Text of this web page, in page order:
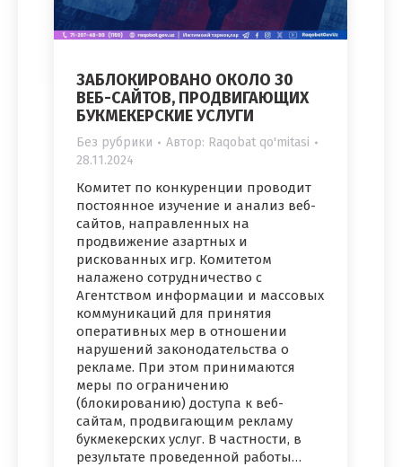
ЗАБЛОКИРОВАНО ОКОЛО 30
ВЕБ-САЙТОВ, ПРОДВИГАЮЩИХ
БУКМЕКЕРСКИЕ УСЛУГИ
Без рубрики Автор: Raqobat qo'mitasi
28.11.2024
Комитет по конкуренции проводит
постоянное изучение и анализ веб-
сайтов, направленных на
продвижение азартных и
рискованных игр. Комитетом
налажено сотрудничество с
Агентством информации и массовых
коммуникаций для принятия
оперативных мер в отношении
нарушений законодательства о
рекламе. При этом принимаются
меры по ограничению
(блокированию) доступа к веб-
сайтам, продвигающим рекламу
букмекерских услуг. В частности, в
результате проведенной работы…